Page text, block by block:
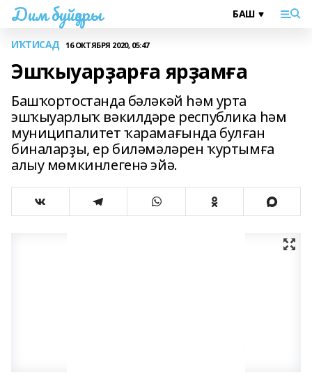
Дим буйҙары
ИҠТИСАД 16 ОКТЯБРЯ 2020, 05:47
Эшҡыуарҙарға ярҙамға
Башҡортостанда бәләкәй һәм урта
эшҡыуарлыҡ вәкилдәре республика һәм
муниципалитет ҡарамағында булған
биналарҙы, ер биләмәләрен ҡуртымға
алыу мөмкинлегенә эйә.